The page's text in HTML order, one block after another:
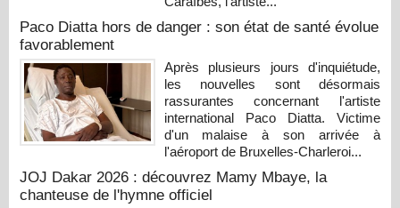
Paco Diatta hors de danger : son état de santé évolue
favorablement
Après plusieurs jours d'inquiétude,
les nouvelles sont désormais
rassurantes concernant l'artiste
international Paco Diatta. Victime
d'un malaise à son arrivée à
l'aéroport de Bruxelles-Charleroi...
JOJ Dakar 2026 : découvrez Mamy Mbaye, la
chanteuse de l'hymne officiel